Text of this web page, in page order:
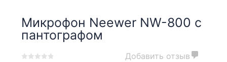
Микрофон Neewer NW-800 с
пантографом
Добавить отзыв